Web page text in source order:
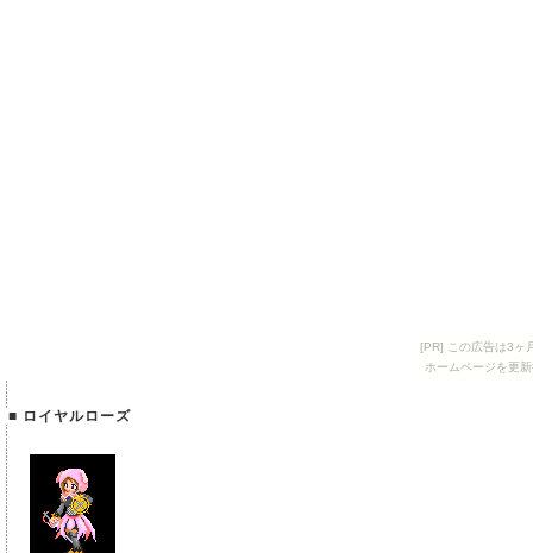
[PR] この広告は3ヶ
ホームページを更
■ ロイヤルローズ